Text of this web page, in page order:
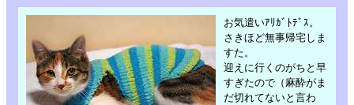
お気遣いｱﾘｶﾞﾄﾃﾞｽ。
さきほど無事帰宅しま
すた。
迎えに行くのがちと早
すぎたので（麻酔がま
だ切れてないと言わ